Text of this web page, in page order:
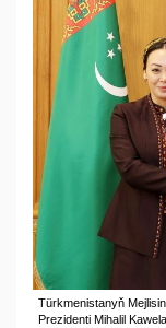
Türkmenistanyň
Prezidenti Mihalil